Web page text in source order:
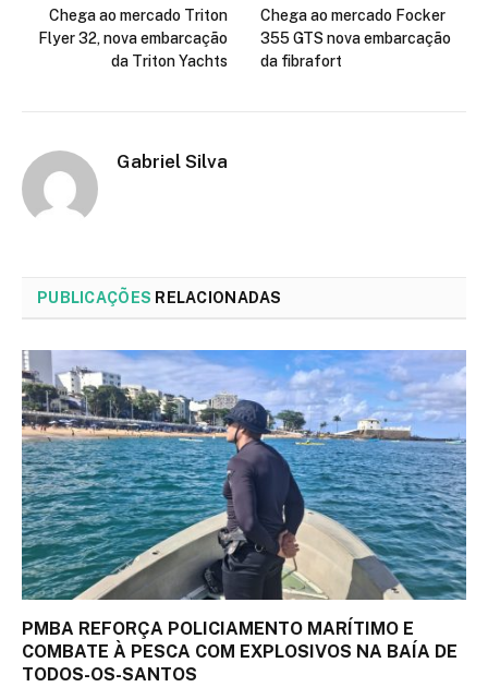
Chega ao mercado Triton
Flyer 32, nova embarcação
da Triton Yachts
Chega ao mercado Focker
355 GTS nova embarcação
da fibrafort
Gabriel Silva
PUBLICAÇÕES RELACIONADAS
PMBA REFORÇA POLICIAMENTO MARÍTIMO E
COMBATE À PESCA COM EXPLOSIVOS NA BAÍA DE
TODOS-OS-SANTOS